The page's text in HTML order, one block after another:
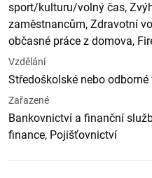
sport/kulturu/volný čas,
zaměstnancům, Zdravotní
občasné práce z domova,
Vzdělání
Středoškolské nebo
Zařazené
Bankovnictví a finanční
finance, Pojišťovnictví